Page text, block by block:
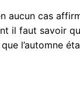
aucun cas
il faut savoir
l’automne